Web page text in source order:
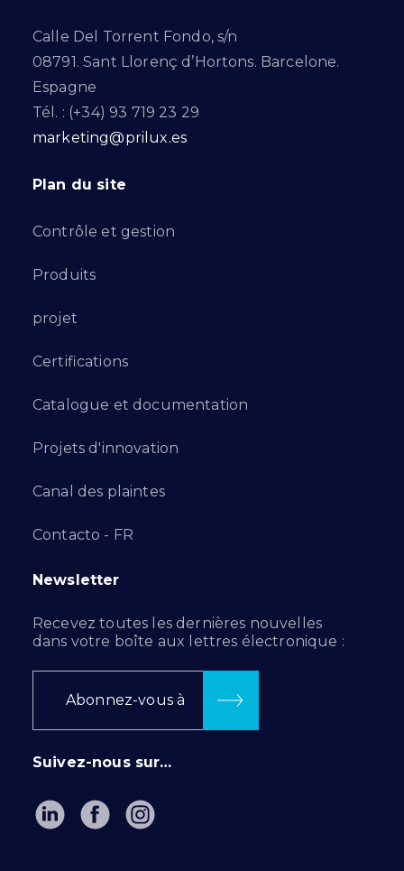
Calle Del Torrent Fondo, s/n
08791. Sant Llorenç d’Hortons. Barcelone.
Espagne
Tél. : (+34) 93 719 23 29
marketing@prilux.es
Plan du site
Contrôle et gestion
Produits
projet
Certifications
Catalogue et documentation
Projets d'innovation
Canal des plaintes
Contacto - FR
Newsletter
Recevez toutes les dernières nouvelles
dans votre boîte aux lettres électronique :
Abonnez-vous à
Suivez-nous sur…